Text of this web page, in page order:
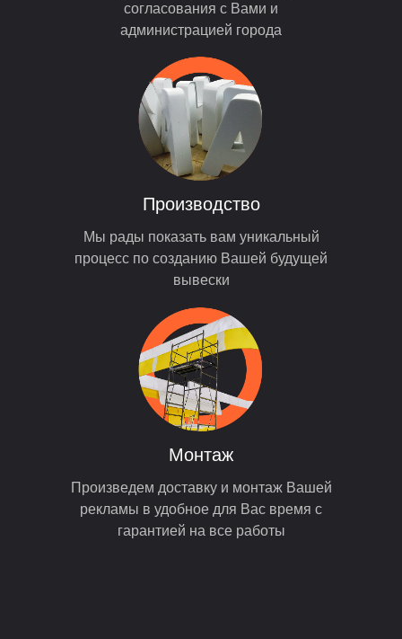
согласования с Вами и
администрацией города
Мы рады показать вам уникальный
процесс по созданию Вашей будущей
вывески
Производство
Произведем доставку и монтаж Вашей
рекламы в удобное для Вас время с
гарантией на все работы
Монтаж